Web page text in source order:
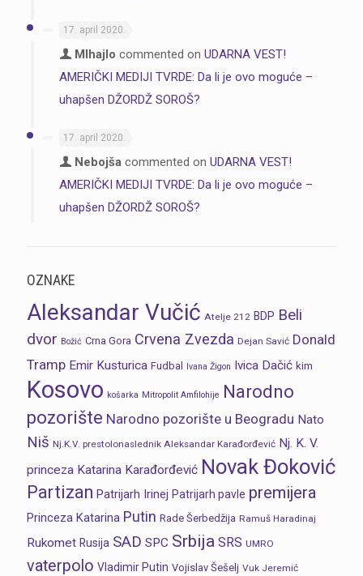
17. april 2020.
MIhajlo commented on UDARNA VEST!
AMERIČKI MEDIJI TVRDE: Da li je ovo moguće –
uhapšen DŽORDŽ SOROŠ?
17. april 2020.
Nebojša commented on UDARNA VEST!
AMERIČKI MEDIJI TVRDE: Da li je ovo moguće –
uhapšen DŽORDŽ SOROŠ?
OZNAKE
Aleksandar Vučić Atelje 212 BDP Beli
dvor Božić Crna Gora Crvena Zvezda Dejan Savić Donald
Tramp Emir Kusturica Fudbal Ivana Žigon Ivica Dačić kim
Kosovo košarka Mitropolit Amfilohije Narodno
pozorište Narodno pozorište u Beogradu Nato
Niš Nj.K.V. prestolonaslednik Aleksandar Karađorđević Nj. K. V.
princeza Katarina Karađorđević Novak Đoković
Partizan Patrijarh Irinej Patrijarh pavle premijera
Princeza Katarina Putin Rade Šerbedžija Ramuš Haradinaj
Rukomet Rusija SAD SPC Srbija SRS UMRO
vaterpolo Vladimir Putin Vojislav Šešelj Vuk Jeremić